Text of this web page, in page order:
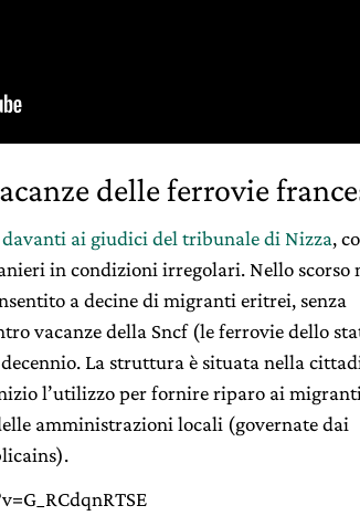
delle ferrovie
davanti ai giudici del tribunale di Nizza,
in condizioni irregolari. Nello scorso
a decine di migranti eritrei, senza
vacanze della Sncf (le ferrovie dello
La struttura è situata nella
l’utilizzo per fornire riparo ai
amministrazioni locali (governate dai